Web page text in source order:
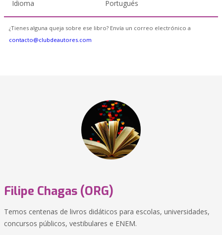
Idioma Portugués
¿Tienes alguna queja sobre ese libro? Envía un correo electrónico a
contacto@clubdeautores.com
Filipe Chagas (ORG)
Temos centenas de livros didáticos para escolas, universidades,
concursos públicos, vestibulares e ENEM.